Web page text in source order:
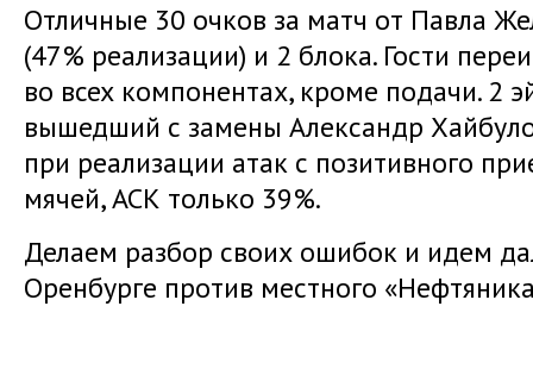
Отличные 30 очков за матч от Павла
(47% реализации) и 2 блока. Гости
во всех компонентах, кроме подачи. 2
вышедший с замены Александр
при реализации атак с позитивного
мячей, АСК только 39%.
Делаем разбор своих ошибок и идем
Оренбурге против местного